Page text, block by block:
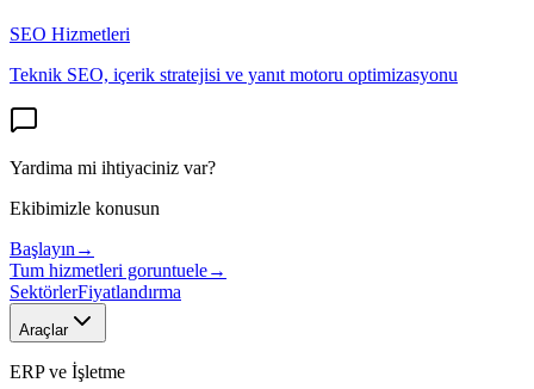
SEO Hizmetleri
Teknik SEO, içerik stratejisi ve yanıt motoru optimizasyonu
Yardima mi ihtiyaciniz var?
Ekibimizle konusun
Başlayın →
Tum hizmetleri goruntuele→
SektörlerFiyatlandırma
Araçlar
ERP ve İşletme